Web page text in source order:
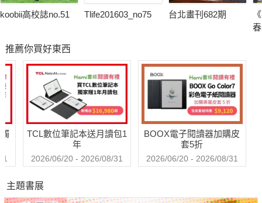
家何占豪先生量身打造並首度公開的「梁祝合唱曲」，期待由這
場施善的音樂饗宴中能為無數的市民朋友們激勵信心及快樂的洗
koobii高校誌no.51 Tlife201603_no75 台北畫刊682期
推薦你買好東西
TCL數位筆記本送月讀包1
年
2026/06/20 - 2026/08/31
BOOX電子閱讀器加購皮
套5折
2026/06/20 - 2026/08/31
主題書展